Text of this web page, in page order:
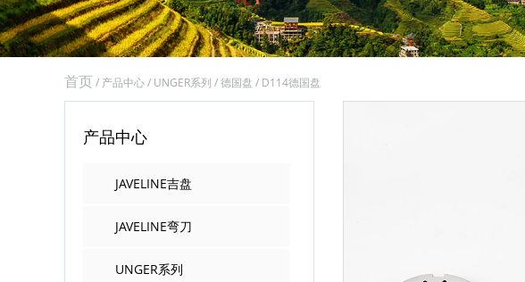
首页 / 产品中心/ UNGER系列 /德国盘 / D114德国盘
产品中心
JAVELINE吉盘
JAVELINE弯刀
UNGER系列